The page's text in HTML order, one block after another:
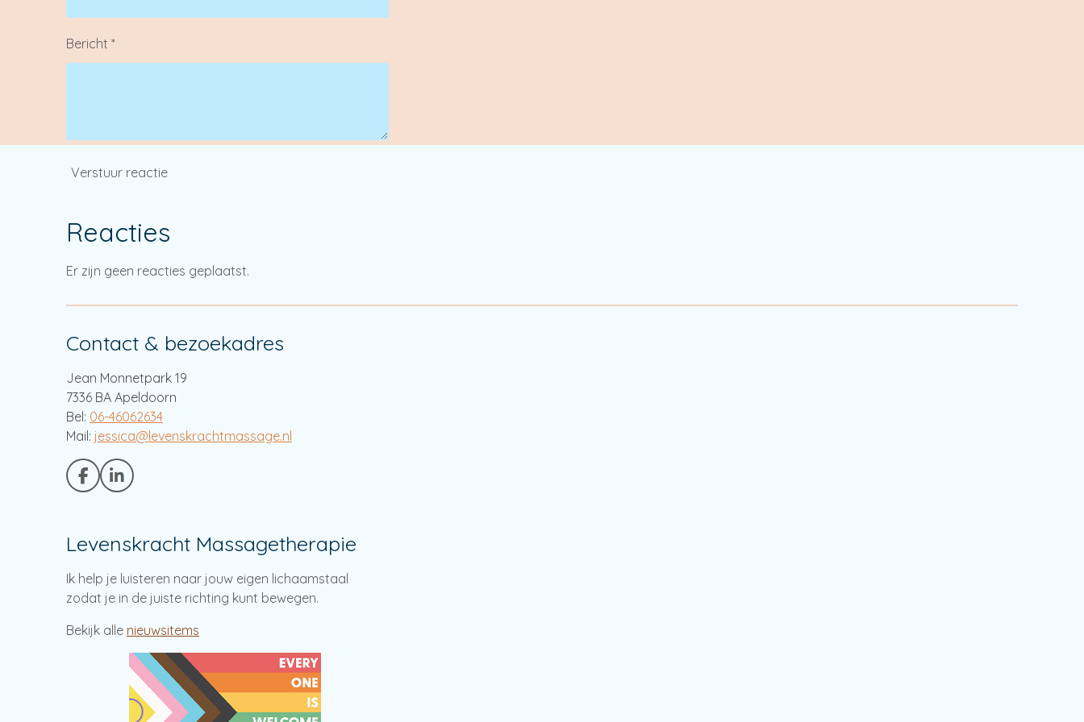
Bericht *
Verstuur reactie
Reacties
Er zijn geen reacties geplaatst.
Contact & bezoekadres
Jean Monnetpark 19
7336 BA Apeldoorn
Bel: 06-46062634
Mail: jessica@levenskrachtmassage.nl
F
a
b
o
k
L
i
e
I
n
Levenskracht Massagetherapie
Ik help je luisteren naar jouw eigen lichaamstaal
zodat je in de juiste richting kunt bewegen.
Bekijk alle nieuwsitems